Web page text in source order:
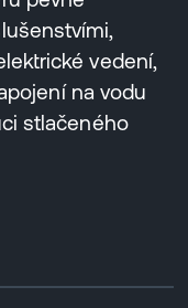
vedení,
na vodu
stlačeného